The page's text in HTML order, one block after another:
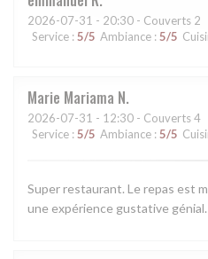
2026-07-31 - 20:30 - Couverts 2
Service : 5/5 Ambiance : 5/5
Marie Mariama N
2026-07-31 - 12:30 - Couverts 4
Service : 5/5 Ambiance : 5/5
Super restaurant. Le repas est
une expérience gustative